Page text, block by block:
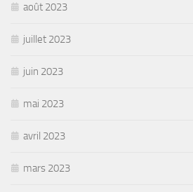
août 2023
juillet 2023
juin 2023
mai 2023
avril 2023
mars 2023